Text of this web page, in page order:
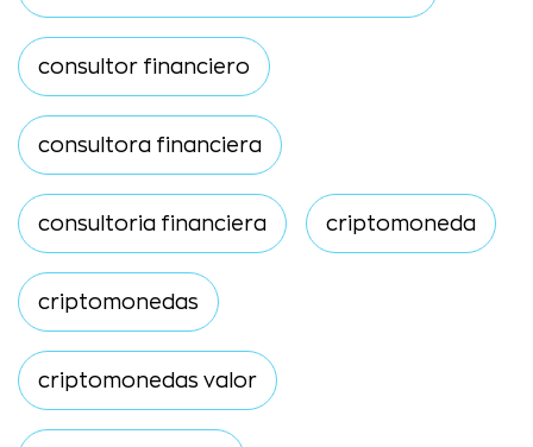
consultor financiero
consultora financiera
consultoria financiera criptomoneda
criptomonedas
criptomonedas valor